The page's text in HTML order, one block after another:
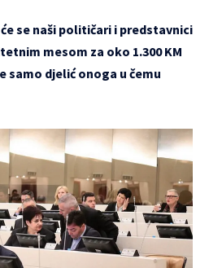
se naši političari i predstavnici
mesom za oko 1.300 KM
samo djelić onoga u čemu